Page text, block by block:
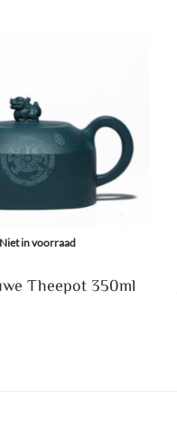
Niet in voorraad
Theepot 350ml